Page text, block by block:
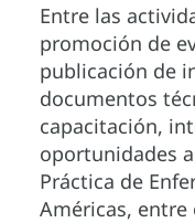
Entre las
promoción de
publicación de
documentos
capacitación,
oportunidades
Práctica de
Américas, entre